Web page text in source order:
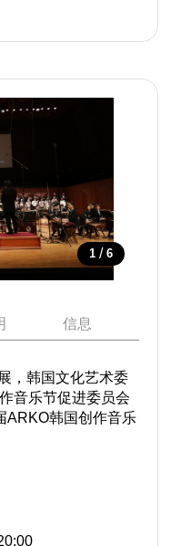
1 / 6
信息
，韩国文化艺术委
音乐节促进委员会
ARKO韩国创作音乐